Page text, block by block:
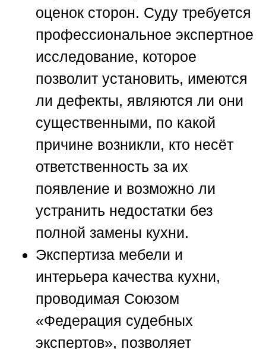
оценок сторон. Суду требуется
профессиональное экспертное
исследование, которое
позволит установить, имеются
ли дефекты, являются ли они
существенными, по какой
причине возникли, кто несёт
ответственность за их
появление и возможно ли
устранить недостатки без
полной замены кухни.
Экспертиза мебели и
интерьера качества кухни,
проводимая Союзом
«Федерация судебных
экспертов», позволяет